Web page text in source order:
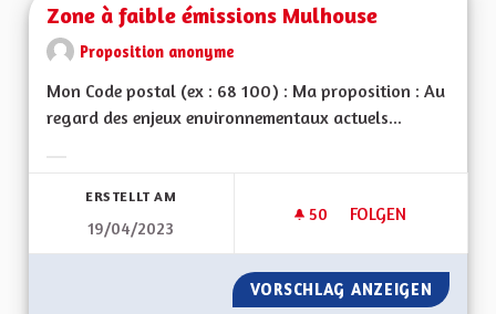
Zone à faible émissions Mulhouse
Proposition anonyme
Mon Code postal (ex : 68 100) : Ma proposition : Au
regard des enjeux environnementaux actuels...
ERSTELLT AM
19/04/2023
50 50 FOLLOWER
FOLGEN
ZONE À FAIBLE
VORSCHLAG ANZEIGEN ZONE